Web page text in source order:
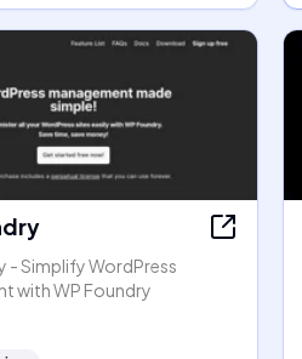
- Simplify WordPress
with WP Foundry